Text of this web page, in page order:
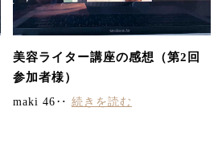
美容ライター講座の感想（第2回
参加者様）
maki 46‥ 続きを読む